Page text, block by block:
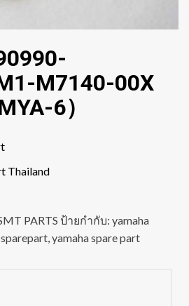
M7140-00X
6）
Thailand
PARTS ป้ายกำกับ: yamaha
,yamaha spare part